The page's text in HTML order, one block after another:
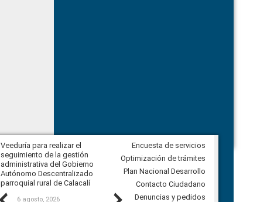
Veeduría para realizar el
seguimiento de la gestión
administrativa del Gobierno
Autónomo Descentralizado
parroquial rural de Calacalí
6 agosto, 2026
Veeduría para vigilar los acuerdos,
derivados de la Audiencia Pública
comunidad Urbina, parroquia la
Carolina
5 agosto, 2026
Encuesta de servicios
Optimización de trámites
Plan Nacional Desarrollo
Contacto Ciudadano
Denuncias y pedidos